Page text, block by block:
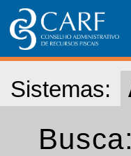
Sistemas:
Busca: